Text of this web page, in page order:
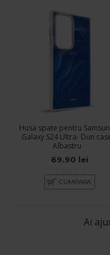
Husa spate pentru
Galaxy S24 Ultra- Dun
Albastru
69.90 lei
CUMPARA
Ai